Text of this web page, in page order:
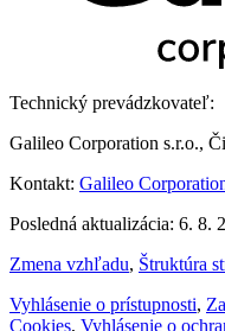
Technický prevádzkovateľ:
Galileo Corporation s.r.o.,
Kontakt: Galileo
Posledná aktualizácia: 6. 8.
Zmena vzhľadu, Štruktúra
Vyhlásenie o prístupnosti,
Cookies, Vyhlásenie o